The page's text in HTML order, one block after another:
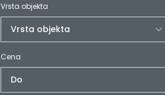
Vrsta objekta
Cena